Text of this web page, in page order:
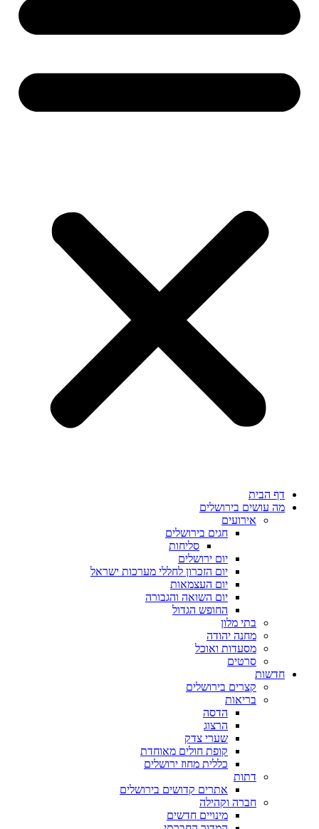
דף הבית
מה עושים בירושלים
אירועים
חגים בירושלים
סליחות
יום ירושלים
יום הזכרון לחללי מערכות ישראל
יום העצמאות
יום השואה והגבורה
החופש הגדול
בתי מלון
מחנה יהודה
מסעדות ואוכל
סרטים
חדשות
קצרים בירושלים
בריאות
הדסה
הרצוג
שערי צדק
קופת חולים מאוחדת
כללית מחוז ירושלים
דתות
אתרים קדושים בירושלים
חברה וקהילה
מינויים חדשים